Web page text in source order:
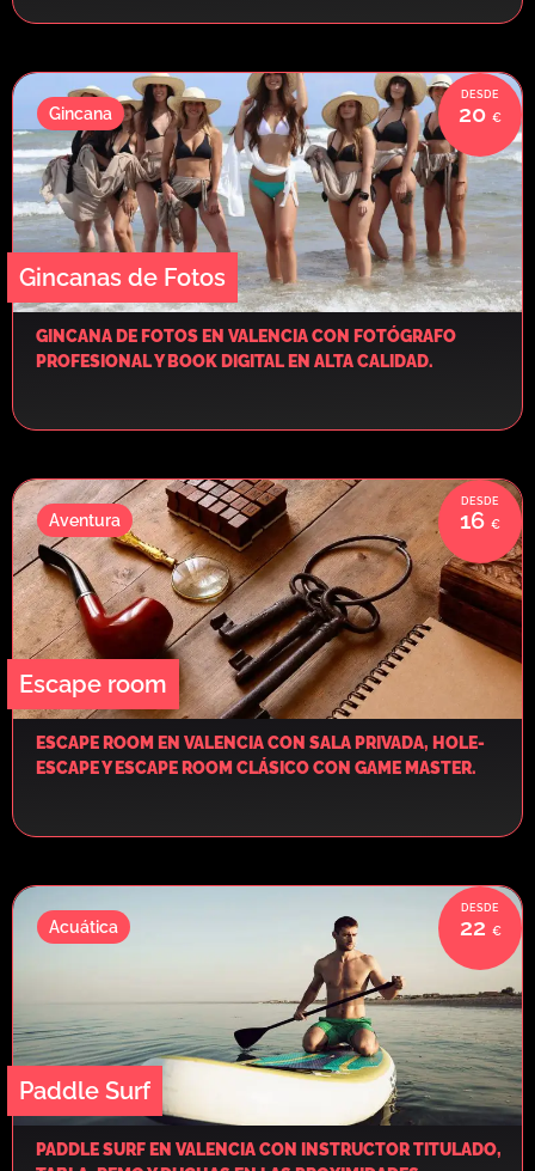
Gincanas de Fotos
20
Gincana
GINCANA DE FOTOS EN VALENCIA CON FOTÓGRAFO
PROFESIONAL Y BOOK DIGITAL EN ALTA CALIDAD.
Escape room
16
Aventura
ESCAPE ROOM EN VALENCIA CON SALA PRIVADA, HOLE-
ESCAPE Y ESCAPE ROOM CLÁSICO CON GAME MASTER.
Paddle Surf
22
Acuática
PADDLE SURF EN VALENCIA CON INSTRUCTOR TITULADO,